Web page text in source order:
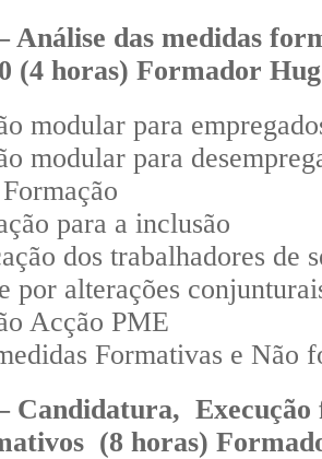
das medidas
(4 horas) Formador
modular para
modular para
para a inclusão
dos trabalhadores de
por alterações
Acção PME
Formativas e Não
Execução
(8 horas)